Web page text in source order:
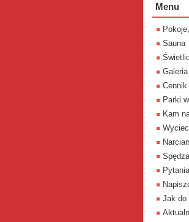
Menu
Sauna
Cennik
Parki
Kam
Jak do